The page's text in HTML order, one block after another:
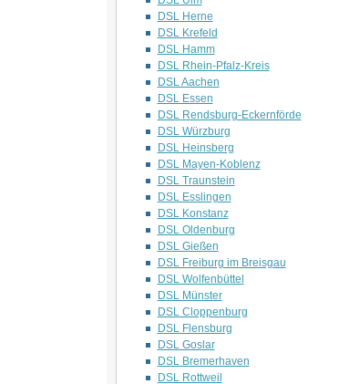
DSL Herne
DSL Krefeld
DSL Hamm
DSL Rhein-Pfalz-Kreis
DSL Aachen
DSL Essen
DSL Rendsburg-Eckernförde
DSL Würzburg
DSL Heinsberg
DSL Mayen-Koblenz
DSL Traunstein
DSL Esslingen
DSL Konstanz
DSL Oldenburg
DSL Gießen
DSL Freiburg im Breisgau
DSL Wolfenbüttel
DSL Münster
DSL Cloppenburg
DSL Flensburg
DSL Goslar
DSL Bremerhaven
DSL Rottweil